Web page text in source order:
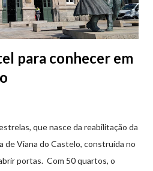
para conhecer em
que nasce da reabilitação da
de Viana do Castelo, construída no
portas. Com 50 quartos, o